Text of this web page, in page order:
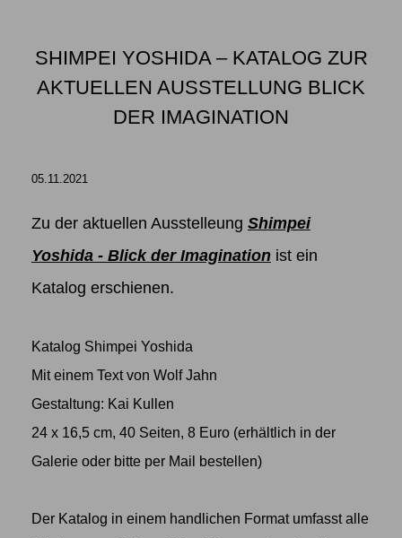
SHIMPEI YOSHIDA – KATALOG ZUR
AKTUELLEN AUSSTELLUNG BLICK
DER IMAGINATION
05.11.2021
Zu der aktuellen Ausstelleung Shimpei
Yoshida - Blick der Imagination ist ein
Katalog erschienen.
Katalog Shimpei Yoshida
Mit einem Text von Wolf Jahn
Gestaltung: Kai Kullen
24 x 16,5 cm, 40 Seiten, 8 Euro (erhältlich in der
Galerie oder bitte per Mail bestellen)
Der Katalog in einem handlichen Format umfasst alle